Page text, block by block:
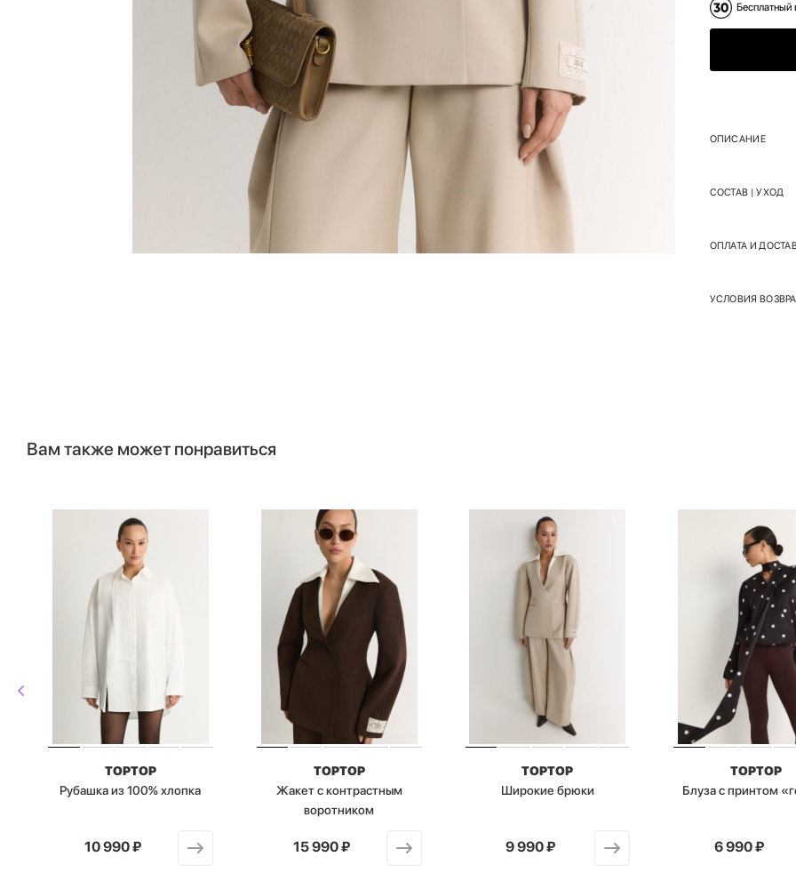
Бесплатный
ОПИСАНИЕ
СОСТАВ | УХОД
ОПЛАТА И
УСЛОВИЯ
Вам также может понравиться
TOPTOP
Рубашка из 100% хлопка
от10 990 ₽
TOPTOP
Жакет с контрастным
воротником
от15 990 ₽
TOPTOP
Широкие брюки
9 990 ₽
TOPTOP
Блуза с принтом
6 990 ₽